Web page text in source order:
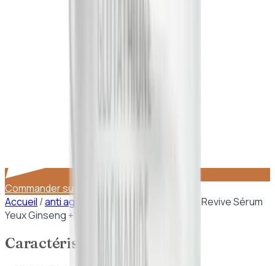
Commander sur WhatsApp
Accueil /anti age eclat
Beauty of Joseon – Revive Sérum
Yeux Ginseng + Retinal (30 ml)
Caractéristiques